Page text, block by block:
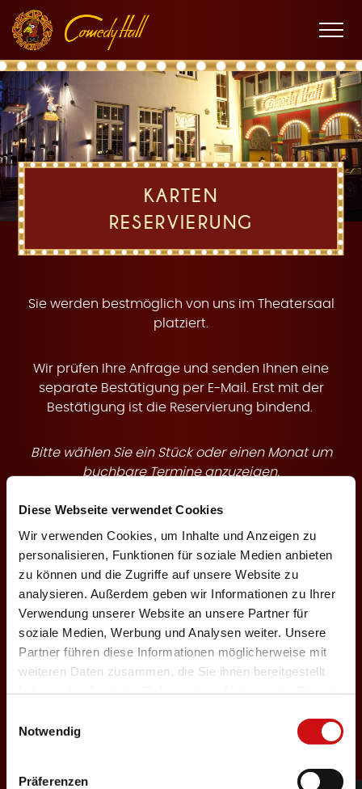
Diese Webseite verwendet Cookies
Wir verwenden Cookies, um Inhalte und Anzeigen zu
personalisieren, Funktionen für soziale Medien anbieten
zu können und die Zugriffe auf unsere Website zu
analysieren. Außerdem geben wir Informationen zu Ihrer
Verwendung unserer Website an unsere Partner für
soziale Medien, Werbung und Analysen weiter. Unsere
Partner führen diese Informationen möglicherweise mit
weiteren Daten zusammen, die Sie ihnen bereitgestellt
Notwendig
Präferenzen
Hauptnavigation
Inhalt
Fußnavigation
K
a
r
e
n
R
Menü
KARTEN
RESERVIERUNG
Sie werden bestmöglich von uns im Theatersaal
platziert.
Wir prüfen Ihre Anfrage und senden Ihnen eine
separate Bestätigung per E-Mail. Erst mit der
Bestätigung ist die Reservierung bindend.
Bitte wählen Sie ein Stück oder einen Monat um
buchbare Termine anzuzeigen.
Theaterstück
Veranstaltungsmonat